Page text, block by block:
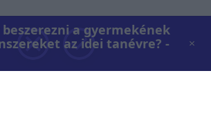
a gyermekének
az idei tanévre? -